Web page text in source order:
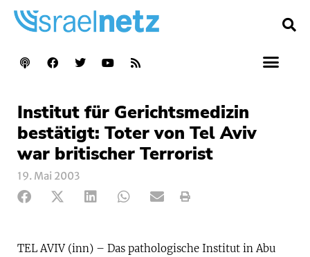
Institut für Gerichtsmedizin
bestätigt: Toter von Tel Aviv
war britischer Terrorist
19. Mai 2003
TEL AVIV (inn) – Das pathologische Institut in Abu